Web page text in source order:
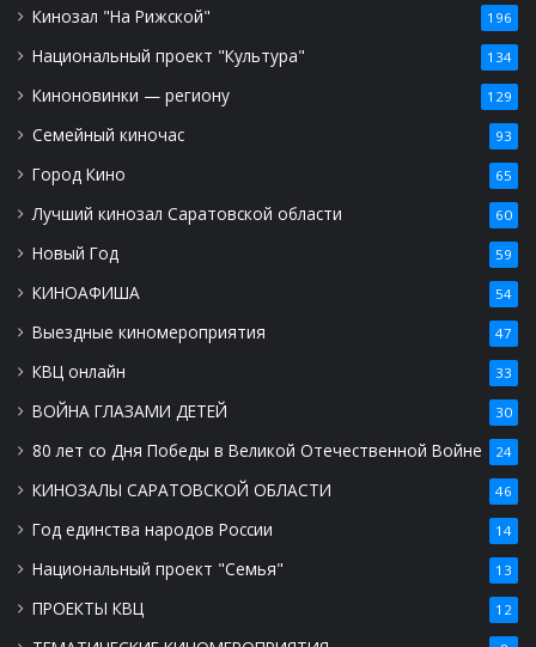
Кинозал "На Рижской" 196
Национальный проект "Культура" 134
Киноновинки — региону 129
Семейный киночас 93
Город Кино 65
Лучший кинозал Саратовской области 60
Новый Год 59
КИНОАФИША 54
Выездные киномероприятия 47
КВЦ онлайн 33
ВОЙНА ГЛАЗАМИ ДЕТЕЙ 30
80 лет со Дня Победы в Великой Отечественной Войне 24
КИНОЗАЛЫ САРАТОВСКОЙ ОБЛАСТИ 46
Год единства народов России 14
Национальный проект "Семья" 13
ПРОЕКТЫ КВЦ 12